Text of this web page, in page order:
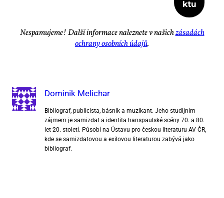
Ne­spa­mu­je­me! Dal­ší in­for­ma­ce na­lez­ne­te v na­šichzá­sa­dách
ochra­ny osob­ních úda­jů.
Dominik Melichar
Bibliograf, publicista, básník a muzikant. Jeho studijním
zájmem je samizdat a identita hanspaulské scény 70. a 80.
let 20. století. Působí na Ústavu pro českou literaturu AV ČR,
kde se samizdatovou a exilovou literaturou zabývá jako
bibliograf.